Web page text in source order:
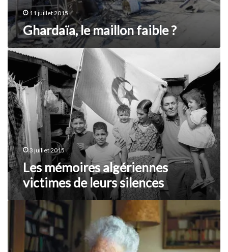
11 juillet 2015
Ghardaïa, le maillon faible ?
Les
mémoires
algériennes
victimes
de
leurs
silences
3 juillet 2015
Les mémoires algériennes
victimes de leurs silences
Germaine
Tillion
vies